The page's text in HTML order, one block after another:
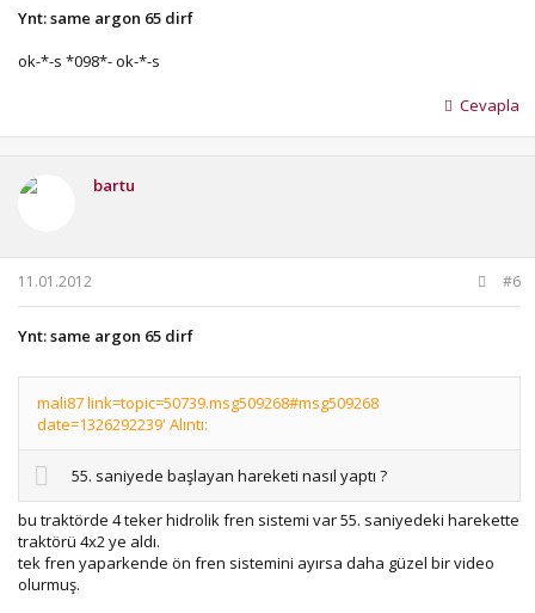
Ynt: same argon 65 dirf
ok-*-s *098*- ok-*-s
Cevapla
bartu
11.01.2012 #6
Ynt: same argon 65 dirf
mali87 link=topic=50739.msg509268#msg509268
date=1326292239' Alıntı:
55. saniyede başlayan hareketi nasıl yaptı ?
bu traktörde 4 teker hidrolik fren sistemi var 55. saniyedeki harekette
traktörü 4x2 ye aldı.
tek fren yaparkende ön fren sistemini ayırsa daha güzel bir video
olurmuş.